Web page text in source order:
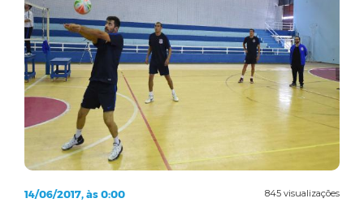
845 visualizações
14/06/2017, às 0:00